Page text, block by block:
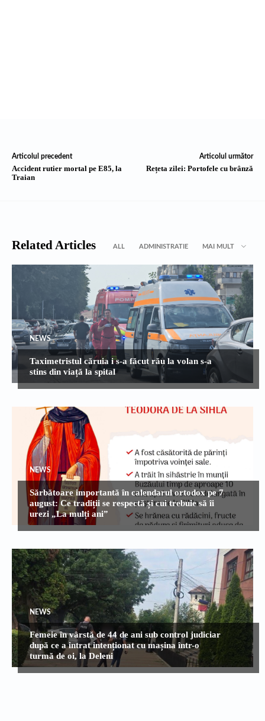
Articolul precedent
Accident rutier mortal pe E85, la
Traian
Articolul următor
Rețeta zilei: Portofele cu brânză
Related Articles ALL ADMINISTRATIE MAI MULT
NEWS
Taximetristul căruia i s-a făcut rău la volan s-a
stins din viață la spital
NEWS
Sărbătoare importantă în calendarul ortodox pe 7
august: Ce tradiții se respectă și cui trebuie să îi
urezi „La mulți ani”
NEWS
Femeie în vârstă de 44 de ani sub control judiciar
după ce a intrat intenționat cu mașina într-o
turmă de oi, la Deleni